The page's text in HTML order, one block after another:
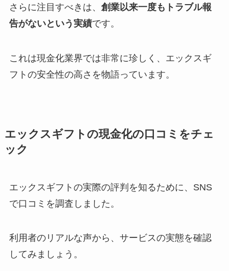
さらに注目すべきは、 創業以来一度もトラブル報
告がないという実績です。
これは現金化業界では非常に珍しく、エックスギ
フトの安全性の高さを物語っています。
エックスギフトの現金化の口コミをチェ
ック
エックスギフトの実際の評判を知るために、SNS
で口コミを調査しました。
利用者のリアルな声から、サービスの実態を確認
してみましょう。